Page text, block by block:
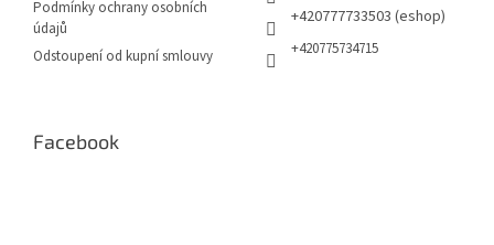
Podmínky ochrany osobních
údajů
Odstoupení od kupní smlouvy
+420777733503 (eshop)
+420775734715
Facebook